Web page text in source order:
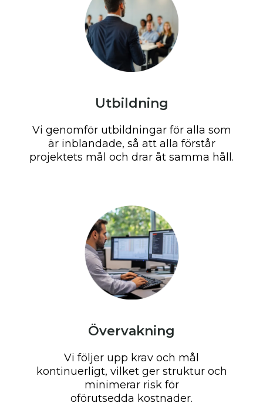
Utbildning
Vi genomför utbildningar för alla som
är inblandade, så att alla förstår
projektets mål och drar åt samma håll.
Övervakning
Vi följer upp krav och mål
kontinuerligt, vilket ger struktur och
minimerar risk för
oförutsedda kostnader.